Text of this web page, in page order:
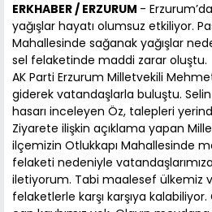
ERKHABER / ERZURUM -
yağışlar hayatı olumsuz etkiliyor.
Mahallesinde sağanak yağışlar
sel felaketinde maddi zarar oluştu.
AK Parti Erzurum Milletvekili
giderek vatandaşlarla buluştu.
hasarı inceleyen Öz, talepleri
Ziyarete ilişkin açıklama yapan
ilçemizin Otlukkapı Mahallesinde
felaketi nedeniyle
iletiyorum. Tabi maalesef ülkemiz
felaketlerle karşı karşıya